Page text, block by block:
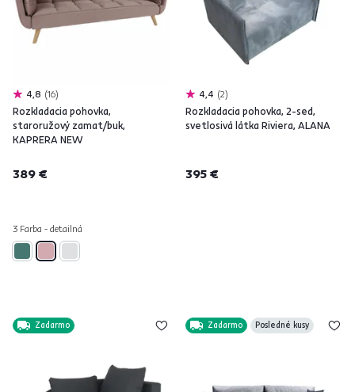
4,8 16
Rozkladacia pohovka,
staroružový zamat/buk,
KAPRERA NEW
389 €
3 Farba - detailná
4,4 2
Rozkladacia pohovka, 2-sed,
svetlosivá látka Riviera, ALANA
395 €
Zadarmo Zadarmo Posledné kusy